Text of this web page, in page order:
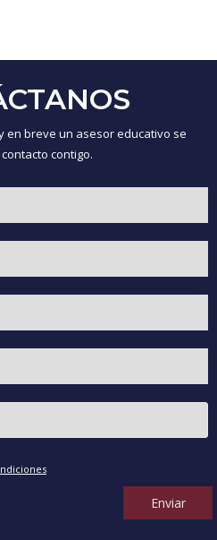
en breve un asesor educativo se
contigo.
Enviar